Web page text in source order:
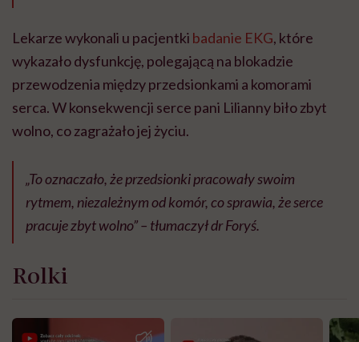
Lekarze wykonali u pacjentki badanie EKG, które
wykazało dysfunkcję, polegającą na blokadzie
przewodzenia między przedsionkami a komorami
serca. W konsekwencji serce pani Lilianny biło zbyt
wolno, co zagrażało jej życiu.
„To oznaczało, że przedsionki pracowały swoim
rytmem, niezależnym od komór, co sprawia, że serce
pracuje zbyt wolno” – tłumaczył dr Foryś.
Rolki